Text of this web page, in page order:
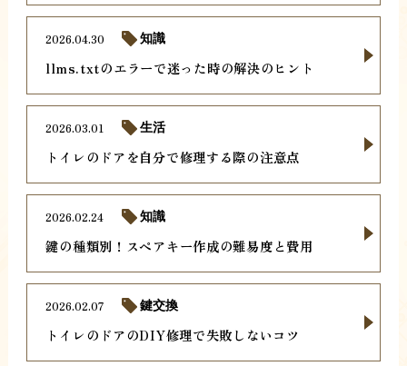
llms.txtのエラーで迷った時の解決のヒント
2026.04.30 知識
トイレのドアを自分で修理する際の注意点
2026.03.01 生活
鍵の種類別！スペアキー作成の難易度と費用
2026.02.24 知識
トイレのドアのDIY修理で失敗しないコツ
2026.02.07 鍵交換